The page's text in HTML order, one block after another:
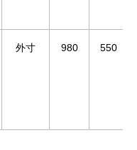
外寸 980 550